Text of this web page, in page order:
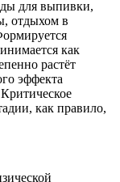
для выпивки,
отдыхом в
как
растёт
эффекта
как правило,